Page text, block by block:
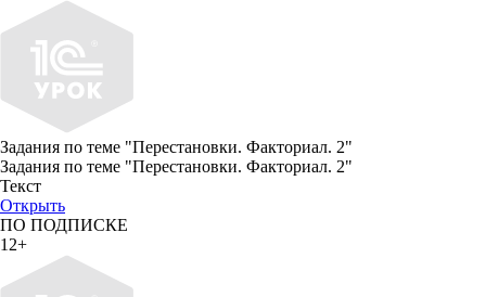
Задания по теме "Перестановки. Факториал. 2"
Задания по теме "Перестановки. Факториал. 2"
Текст
Открыть
ПО ПОДПИСКЕ
12+